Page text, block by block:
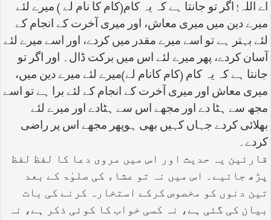
اے اللہ! اگر تو جانتا ہے کہ یہ کام(کام کا نام لے ) میرے لئے
میرے دین میں میری معاش، اور میری آخرت کے انجام کے
لئے بہتر ہے تو اسے میرے مقدر میں کردے، اور اسے میرے لئے
آسان کردے، پھر میرے لئے اس میں برکت ڈال۔ اور اگر تو
جانتا ہے کہ یہ کام (کام کانام لے)میرے لئے میرے دین میں،
میری معاش اور میری آخرت کے انجام کے لئے برا ہے تو اسے
مجھ سے ہٹا دے اور مجھے اس سے ہٹادے اور میرے لئے
بھلائی کردے جہاں کہیں بھی ہوپھر مجھے اس پر راضی
کردے۔
قارئین یہ حدیث اور اس میں مروی دعا کا لفظ لفظ
پڑھ جائیے۔ اس میں نہ تو عشاء کی صلوٰۃ کے بعد
تین دنوں کو مخصوص کرکے استخارہ کرنے کی بات
بیان کی گئی ہے، نہ کسی خواب کا کوئی ذکر ہے، نہ